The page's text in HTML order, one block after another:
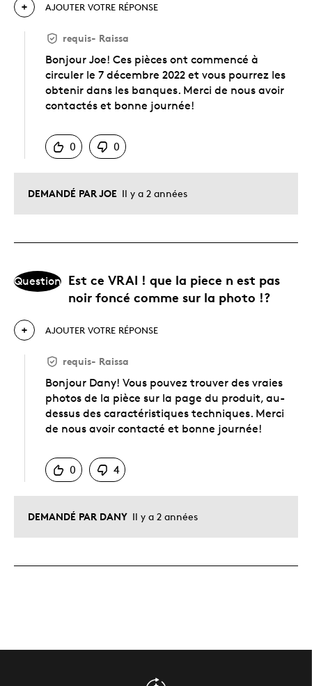
DEMANDÉ PAR JOE Il y a 2 années
AJOUTER VOTRE RÉPONSE
requis- Raissa
Bonjour Joe! Ces pièces ont commencé à
circuler le 7 décembre 2022 et vous pourrez les
obtenir dans les banques. Merci de nous avoir
contactés et bonne journée!
0
0
Question Est ce VRAI ! que la piece n est pas
noir foncé comme sur la photo !?
DEMANDÉ PAR DANY Il y a 2 années
AJOUTER VOTRE RÉPONSE
requis- Raissa
Bonjour Dany! Vous pouvez trouver des vraies
photos de la pièce sur la page du produit, au-
dessus des caractéristiques techniques. Merci
de nous avoir contacté et bonne journée!
0
4